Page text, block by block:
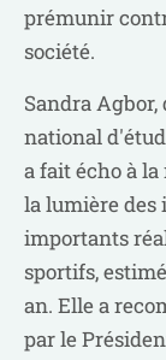
prémunir
société.
Sandra
national
a fait écho à
la lumière des
importants
sportifs,
an. Elle a
par le